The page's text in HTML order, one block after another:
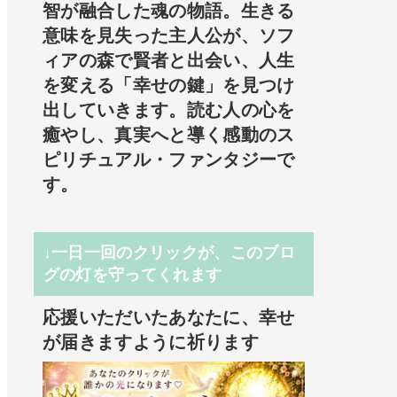
智が融合した魂の物語。生きる
意味を見失った主人公が、ソフ
ィアの森で賢者と出会い、人生
を変える「幸せの鍵」を見つけ
出していきます。読む人の心を
癒やし、真実へと導く感動のス
ピリチュアル・ファンタジーで
す。
↓一日一回のクリックが、このブロ
グの灯を守ってくれます
応援いただいたあなたに、幸せ
が届きますように祈ります